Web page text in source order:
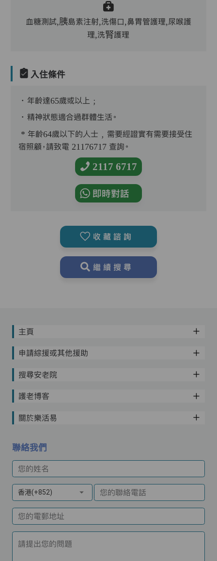
血糖測試,胰島素注射,洗傷口,鼻胃管護理,尿喉護
理,洗腎護理
入住條件
．年齡達65歲或以上﹔
．精神狀態適合過群體生活。
* 年齡64歲以下的人士﹐需要經證實有需要接受住
宿照顧，請致電 21176717 查詢。
2117 6717
即時對話
收藏諮詢
繼續搜尋
主頁
申請綜援或其他援助
搜尋安老院
護老博客
關於樂活易
聯絡我們
您的姓名
香港(+852) 您的聯絡電話
您的電郵地址
請提出您的問題